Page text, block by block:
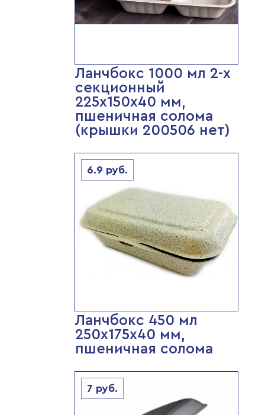
Ланчбокс 1000 мл 2-х
секционный
225х150х40 мм,
пшеничная солома
(крышки 200506 нет)
6.9 руб.
Ланчбокс 450 мл
250х175х40 мм,
пшеничная солома
7 руб.